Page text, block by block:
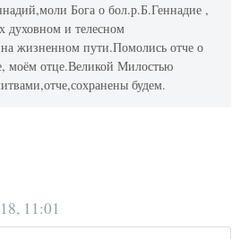
Бога о бол.р.Б.Геннадие ,
духовном и телесном
жизненном пути.Помолись отче о
моём отце.Великой Милостью
будем.
11:01